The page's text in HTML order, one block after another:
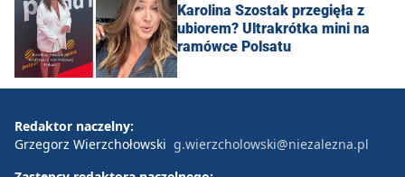
Karolina Szostak przegięła z
ubiorem? Ultrakrótka mini na
ramówce Polsatu
Redaktor naczelny:
Grzegorz Wierzchołowski g.wierzcholowski@niezalezna.pl